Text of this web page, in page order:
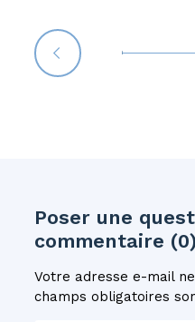
Poser une
commentaire (0)
Votre adresse e-mail
champs obligatoires